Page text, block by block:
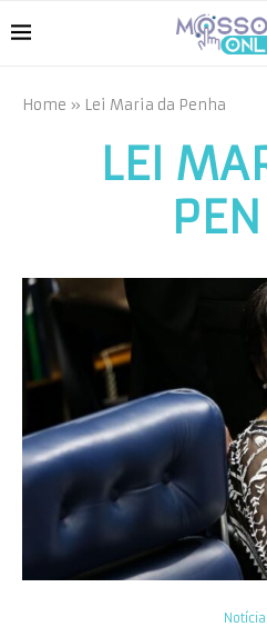
Home » Lei Maria da Penha
LEI